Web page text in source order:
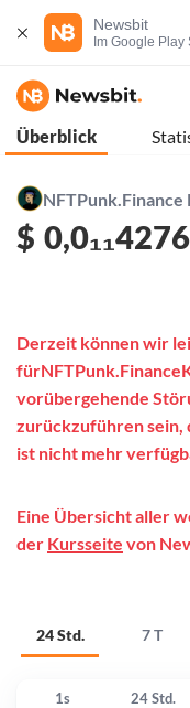
Newsbit
Im Google
Überblick
NFTPunk.Finance
$ 0,0₁₁4276
24 Std. 7 T
Derzeit können wir
vorübergehende
zurückzuführen sein,
ist nicht mehr
Eine Übersicht aller
der Kursseite von
1s 24 Std.